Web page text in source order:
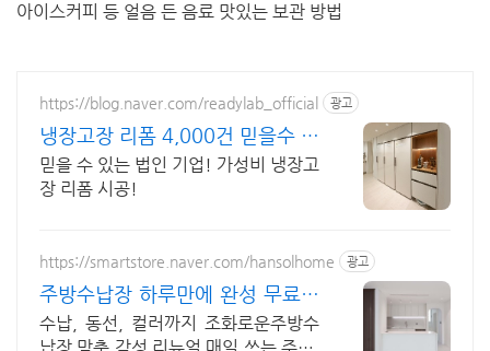
아이스커피 등 얼음 든 음료 맛있는 보관 방법
https://blog.naver.com/readylab_official 광고
냉장고장 리폼 4,000건 믿을수 있
는 레디랩
믿을 수 있는 법인 기업! 가성비 냉장고
장 리폼 시공!
https://smartstore.naver.com/hansolhome 광고
주방수납장 하루만에 완성 무료실
측,무료시공까지!
수납, 동선, 컬러까지 조화로운주방수